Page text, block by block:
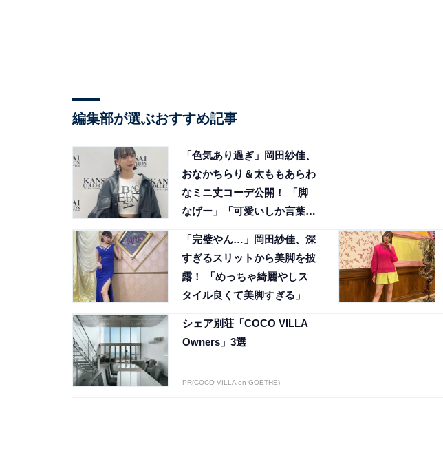
編集部が選ぶおすすめ記事
「色気あり過ぎ」岡田紗佳、
おなかちらり＆太ももあらわ
なミニ丈コーデ公開！ 「脚
なげー」「可愛いしか言葉で
「完璧やん…」岡田紗佳、深
すぎるスリットから美脚を披
露！ 「めっちゃ綺麗やしス
タイル良くて美脚すぎる」
シェア別荘「COCO VILLA
Owners」3選
PR(COCO VILLA on GOETHE)